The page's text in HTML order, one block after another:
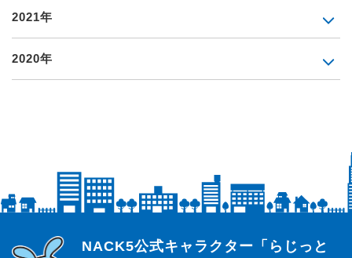
2021年
2020年
らじっと君
NACK5公式キャラクター「らじっと